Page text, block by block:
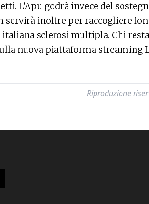
L’Apu godrà invece del
servirà inoltre per raccogliere
italiana sclerosi multipla. Chi
nuova piattaforma streaming
Riproduzione